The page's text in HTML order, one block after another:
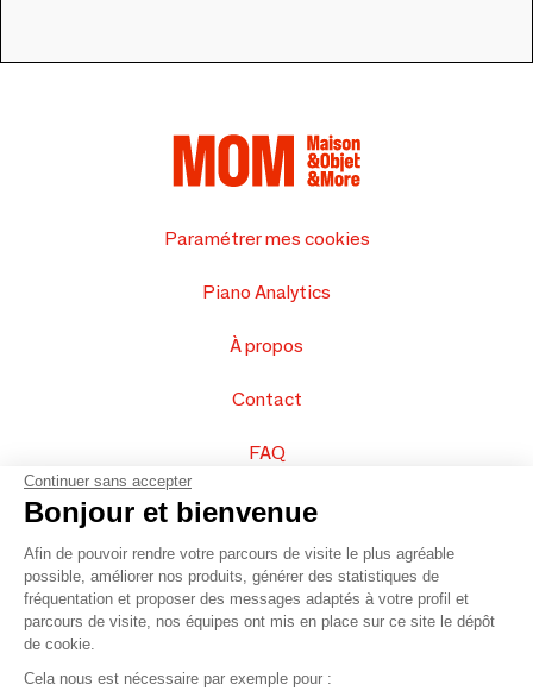
Paramétrer mes cookies
Piano Analytics
À propos
Contact
FAQ
Vendez vos produits
Plan du site
© 2016 –Organisation SAFI
Continuer sans accepter
Bonjour et bienvenue
Afin de pouvoir rendre votre parcours de visite le plus agréable
possible, améliorer nos produits, générer des statistiques de
fréquentation et proposer des messages adaptés à votre profil et
parcours de visite, nos équipes ont mis en place sur ce site le dépôt
de cookie.
Cela nous est nécessaire par exemple pour :